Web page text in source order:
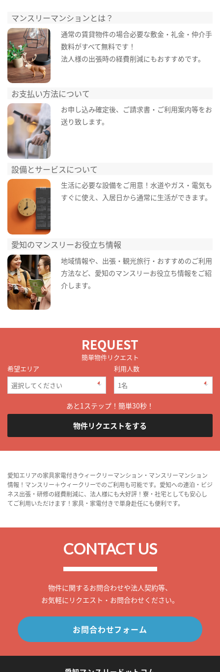
マンスリーマンションとは？
通常の賃貸物件の場合必要な敷金・礼金・仲介手
数料がすべて無料です！
法人様の出張時の経費削減にもおすすめです。
お支払い方法について
お申し込み確定後、ご請求書・ご利用案内等をお
送り致します。
設備とサービスについて
生活に必要な設備をご用意！水道やガス・電気も
すぐに使え、入居日から通常に生活ができます。
愛知のマンスリーお役立ち情報
地域情報や、出張・観光旅行・おすすめのご利用
方法など、愛知のマンスリーお役立ち情報をご紹
介します。
REQUEST
簡単物件リクエスト
希望エリア
利用人数
あと1ステップ！簡単30秒！
物件リクエストをする
愛知エリアの家具家電付きウィークリーマンション・マンスリーマンション
情報！マンスリー＋ウィークリーでのご利用も可能です。愛知への連泊・ビジ
ネス出張・研修の経費削減に、法人様にも大好評！寮・社宅としても安心し
てご利用いただけます！家具・家電付きで単身赴任にも便利です。
CONTACT US
物件に関するお問合わせや法人契約等、
お気軽にリクエスト・お問合わせください。
お問合わせフォーム